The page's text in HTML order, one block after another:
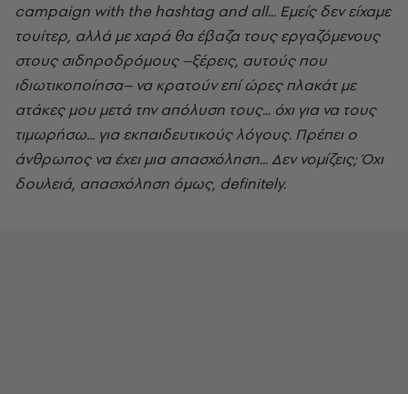
campaign with the hashtag and all... Eμείς δεν είχαμε
τουίτερ, αλλά με χαρά θα έβαζα τους εργαζόμενους
στους σιδηροδρόμους –ξέρεις, αυτούς που
ιδιωτικοποίησα– να κρατούν επί ώρες πλακάτ με
ατάκες μου μετά την απόλυση τους... όχι για να τους
τιμωρήσω... για εκπαιδευτικούς λόγους. Πρέπει ο
άνθρωπος να έχει μια απασχόληση... Δεν νομίζεις; Όχι
δουλειά, απασχόληση όμως, definitely.